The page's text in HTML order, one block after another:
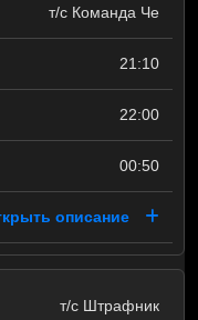
т/с Команда Че
21:10
22:00
00:50
описание
т/с Штрафник